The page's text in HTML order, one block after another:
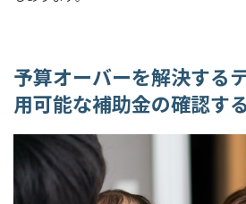
予算オーバーを解決する
用可能な補助金の確認する